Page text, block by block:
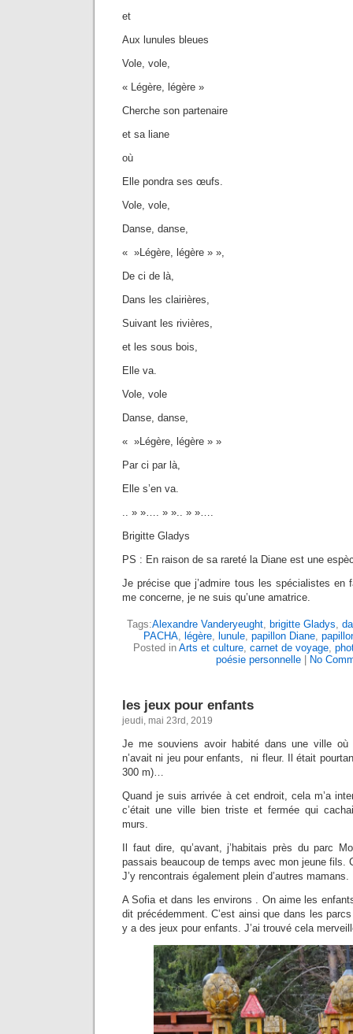
et
Aux lunules bleues
Vole, vole,
« Légère, légère »
Cherche son partenaire
et sa liane
où
Elle pondra ses œufs.
Vole, vole,
Danse, danse,
« »Légère, légère » »,
De ci de là,
Dans les clairières,
Suivant les rivières,
et les sous bois,
Elle va.
Vole, vole
Danse, danse,
« »Légère, légère » »
Par ci par là,
Elle s’en va.
.. » »…. » ».. » »….
Brigitte Gladys
PS : En raison de sa rareté la Diane est une
Je précise que j’admire tous les spécialistes en
me concerne, je ne suis qu’une amatrice.
Tags:Alexandre Vanderyeught brigitte Gladys
PACHA
légère lunule papillon Diane
Posted in Arts et culture carnet de voyage
poésie personnelle| No
les jeux pour enfants
jeudi, mai 23rd, 2019
Je me souviens avoir habité dans une ville
n’avait ni jeu pour enfants, ni fleur. Il était
300 m)…
Quand je suis arrivée à cet endroit, cela m’a
c’était une ville bien triste et fermée qui
murs.
Il faut dire, qu’avant, j’habitais près du parc
passais beaucoup de temps avec mon jeune fils.
J’y rencontrais également plein d’autres mamans.
A Sofia et dans les environs . On aime les
dit précédemment. C’est ainsi que dans les
y a des jeux pour enfants. J’ai trouvé cela